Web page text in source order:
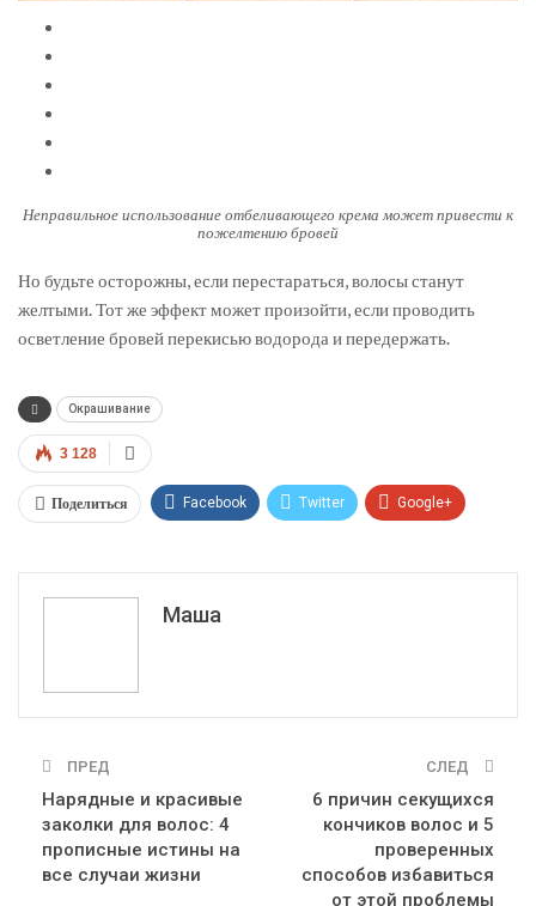
Неправильное использование отбеливающего крема может привести к
пожелтению бровей
Но будьте осторожны, если перестараться, волосы станут
желтыми. Тот же эффект может произойти, если проводить
осветление бровей перекисью водорода и передержать.
Окрашивание
3 128
Поделиться Facebook Twitter Google+
Эл. адрес
Маша
ПРЕД
Нарядные и красивые
заколки для волос: 4
прописные истины на
все случаи жизни
СЛЕД
6 причин секущихся
кончиков волос и 5
проверенных
способов избавиться
от этой проблемы